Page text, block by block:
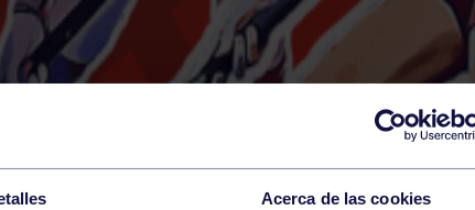
Acerca de las cookies